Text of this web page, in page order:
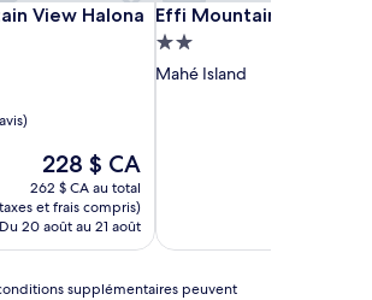
View Halona
View Halona Villa
Le
prix
est
de
228 $ CA
228 $ CA
262 $ CA au total
et frais compris)
Du 20 août au 21 août
Effi Mountain View
Effi Mountain View
Hébergement
2.0 étoiles
Mahé Island
supplémentaires peuvent